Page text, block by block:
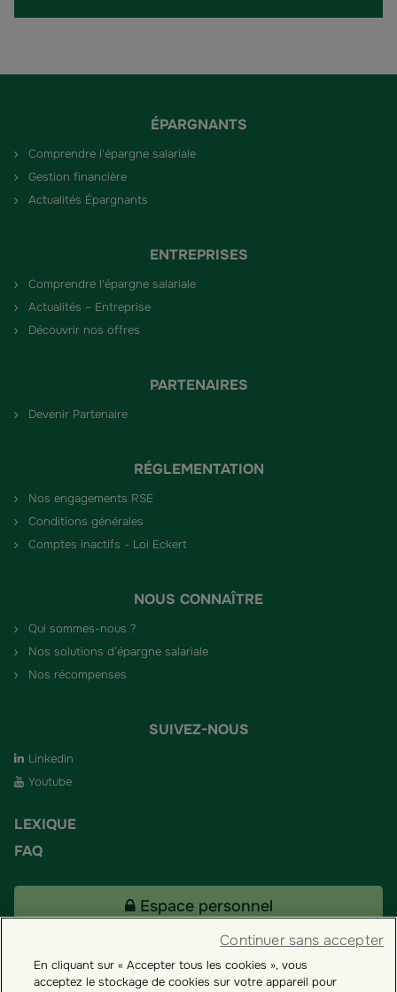
ÉPARGNANTS
Comprendre l'épargne salariale
Gestion financière
Actualités Épargnants
ENTREPRISES
Comprendre l'épargne salariale
Actualités – Entreprise
Découvrir nos offres
PARTENAIRES
Devenir Partenaire
RÉGLEMENTATION
Nos engagements RSE
Conditions générales
Comptes inactifs - Loi Eckert
NOUS CONNAÎTRE
Qui sommes-nous ?
Nos solutions d’épargne salariale
Nos récompenses
SUIVEZ-NOUS
Linkedin
Youtube
LEXIQUE
FAQ
Espace personnel
Tous nos fonds
En cliquant sur « Accepter tous les cookies », vous
acceptez le stockage de cookies sur votre appareil pour
Continuer sans accepter